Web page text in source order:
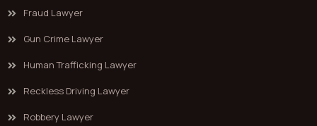
Fraud Lawyer
Gun Crime Lawyer
Human Trafficking Lawyer
Reckless Driving Lawyer
Robbery Lawyer